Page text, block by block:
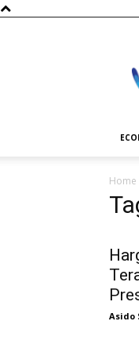
Home
Asido